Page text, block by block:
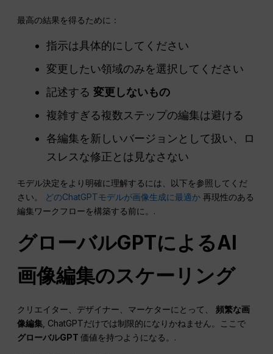
最高の結果を得るために：
指示は具体的にしてください
変更したい領域のみを選択してください
記述する変更しないもの
複雑すぎる複数ステップの編集は避ける
各編集を新しいバージョンとして扱い、ロ
スレスな修正とは見なさない
モデル決定をより明確に理解するには、以下を参照してくだ
さい。 どのChatGPTモデルが画像生成に最適か 再現性のある
編集ワークフローを構築する前に。.
グローバルGPTによるAI
画像編集のスケーリング
クリエイター、デザイナー、マーケターにとって、頻繁な画
像編集 , ChatGPTだけでは制限的になりかねません。ここで
グローバルGPT価値を持つようになる。.